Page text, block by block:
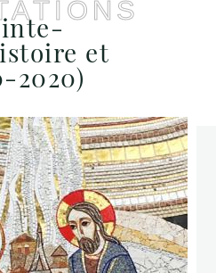
et
2020)